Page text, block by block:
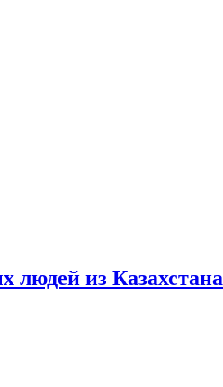
из Казахстана